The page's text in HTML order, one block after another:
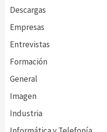
Descargas
Empresas
Entrevistas
Formación
General
Imagen
Industria